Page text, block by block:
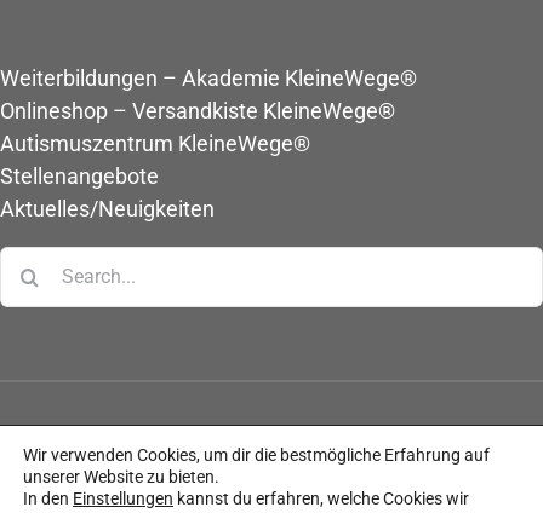
Weiterbildungen – Akademie KleineWege®
Onlineshop – Versandkiste KleineWege®
Autismuszentrum KleineWege®
Stellenangebote
Aktuelles/Neuigkeiten
© Copyright - 2026 | KleineWege® Autismuszentrum &
Beratungsstelle Heilpädagogik im Konzept
Wir verwenden Cookies, um dir die bestmögliche Erfahrung auf
unserer Website zu bieten.
In den Einstellungen kannst du erfahren, welche Cookies wir